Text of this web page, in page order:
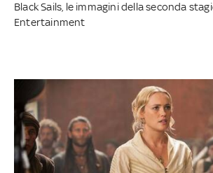
Black Sails, le immagini della seconda
Entertainment